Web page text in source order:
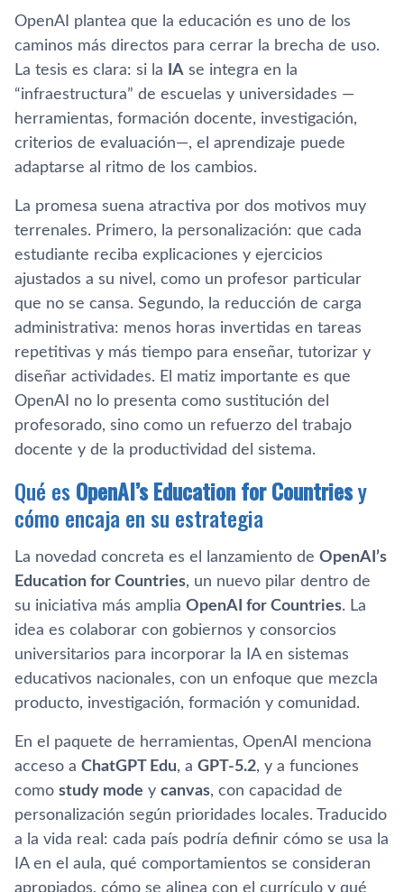
OpenAI plantea que la educación es uno de los
caminos más directos para cerrar la brecha de uso.
La tesis es clara: si la
IA se integra en la
“infraestructura” de escuelas y universidades —
herramientas, formación docente, investigación,
criterios de evaluación—, el aprendizaje puede
adaptarse al ritmo de los cambios.
La promesa suena atractiva por dos motivos muy
terrenales. Primero, la personalización: que cada
estudiante reciba explicaciones y ejercicios
ajustados a su nivel, como un profesor particular
que no se cansa. Segundo, la reducción de carga
administrativa: menos horas invertidas en tareas
repetitivas y más tiempo para enseñar, tutorizar y
diseñar actividades. El matiz importante es que
OpenAI no lo presenta como sustitución del
profesorado, sino como un refuerzo del trabajo
docente y de la productividad del sistema.
Qué esOpenAI’s Education for Countriesy
cómo encaja en su estrategia
La novedad concreta es el lanzamiento de OpenAI’s
Education for Countries, un nuevo pilar dentro de
su iniciativa más amplia OpenAI for Countries. La
idea es colaborar con gobiernos y consorcios
universitarios para incorporar la IA en sistemas
educativos nacionales, con un enfoque que mezcla
producto, investigación, formación y comunidad.
En el paquete de herramientas, OpenAI menciona
acceso a ChatGPT Edu, a GPT-5.2, y a funciones
como study mode y canvas, con capacidad de
personalización según prioridades locales. Traducido
a la vida real: cada país podría definir cómo se usa la
IA en el aula, qué comportamientos se consideran
apropiados, cómo se alinea con el currículo y qué